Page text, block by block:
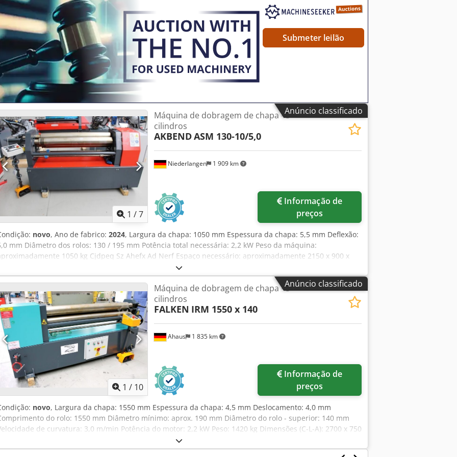
CAM, pacote de software para 4 eixos e autocalculadora. Leitura digital dos eixos para trabalho
manual, semiautomático ou totalmente automático programável. • Cabeceira hidráulica frontal basculante
descarga de cascas fechadas. • Velocidade de trabalho variável, interpolação contínua dos eixos. •
Sistema de segurança com botão de emergência. • Manuais de operação e manutenção inclusos.
Submeter leilão
Anúncio classificado
1 /7
Niederlangen 1 909 km
Máquina de dobragem de chapa - 3
cilindros
AKBENDASM 130-10/5,0
preços
novo, Ano de fabrico: 2024, Largura da chapa: 1050 mm Espessura da chapa: 5,5 mm Deflexão:
mm Diâmetro dos rolos: 130 / 195 mm Potência total necessária: 2,2 kW Peso da máquina:
1050 kg Cjdpeq Sz Ahefx Ad Nerf Espaço necessário: aproximadamente 2150 x 900 x
1200 mm Equipamento: - 2 rolos centrais acionados por motor elétrico - Flanco superior com movimento
oscilação - Dispositivo de curvatura cónica - Painel de controlo separado - Motor principal com
travagem automática - Marcação CE / Declaração de conformidade Equipamento especial incluído no
- Rolos endurecidos - Ajuste motorizado dos rolos traseiros - Visor digital
Anúncio classificado
1 / 10
Ahaus 1 835 km
Máquina de dobragem de chapa - 3
cilindros
FALKEN IRM 1550 x 140
preços
novo, Largura da chapa: 1550 mm Espessura da chapa: 4,5 mm Deslocamento: 4,0 mm
do rolo: 1550 mm Diâmetro mínimo: aprox. 190 mm Diâmetro do rolo - superior: 140 mm
de curvatura: 3,0 m/min Potência do motor: 2,2 kW Peso: 1420 kg Dimensões (C-L-A): 2700 x 750
x 1000 mm Equipamento: - Máquina robusta de curvatura circular eletromecânica - 2 rolos centrais
por motor elétrico (rolo superior e rolo inferior) - Rolo superior com possibilidade de inclinação